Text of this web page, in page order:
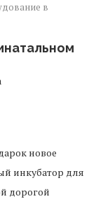
в
новое
инкубатор для
дорогой